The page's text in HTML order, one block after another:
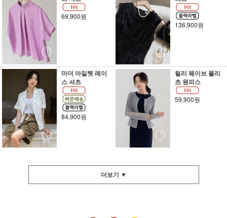
69,900원
136,900원
마더 아일렛 레이
스 셔츠
84,900원
릴리 웨이브 플리
츠 원피스
59,900원
더보기 ▼